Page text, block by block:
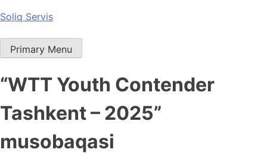
Skip
content
Soliq Servis
Primary Menu
“WTT Youth Contender
Tashkent – 2025”
musobaqasi